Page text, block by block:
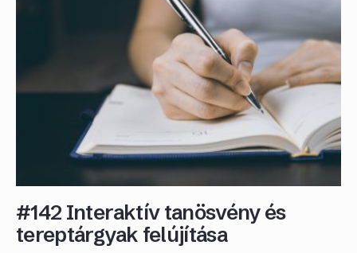
#142 Interaktív tanösvény és
tereptárgyak felújítása